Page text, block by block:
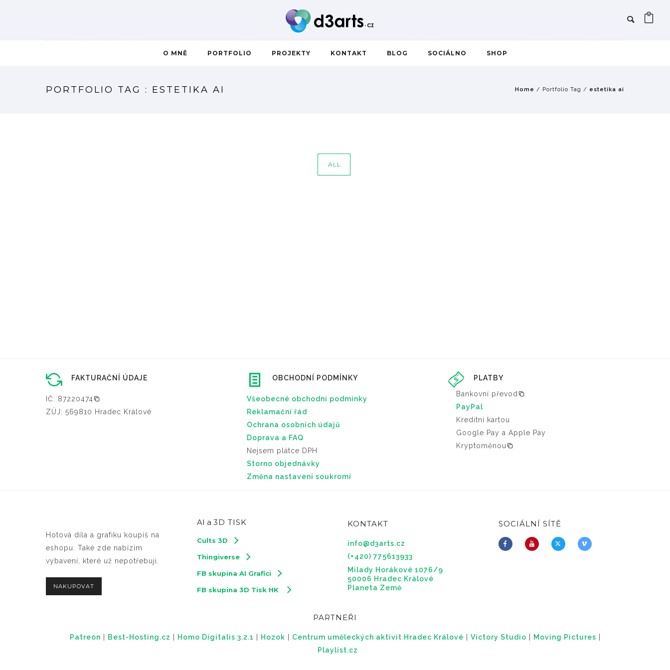
O MNĚ PORTFOLIO PROJEKTY KONTAKT BLOG SOCIÁLNO SHOP
PORTFOLIO TAG : ESTETIKA AI Home / Portfolio Tag / estetika ai
ALL
FAKTURAČNÍ ÚDAJE
IČ: 87220474
ZÚJ: 569810 Hradec Králové
OBCHODNÍ PODMÍNKY
Všeobecné obchodní podmínky
Reklamační řád
Ochrana osobních údajů
Doprava a FAQ
Nejsem plátce DPH
Storno objednávky
Změna nastavení soukromí
PLATBY
Bankovní převod
PayPal
Kreditní kartou
Google Pay a Apple Pay
Kryptoměnou
Hotová díla a grafiku koupíš na
eshopu. Také zde nabízím
vybavení, které už nepotřebuji.
NAKUPOVAT
AI a 3D TISK
Cults 3D
Thingiverse
FB skupina AI Grafici
FB skupina 3D Tisk HK
KONTAKT
info@d3arts.cz
(+420) 775613933
Milady Horákové 1076/9
50006 Hradec Králové
Planeta Země
SOCIÁLNÍ SÍTĚ
PARTNEŘI
Patreon Best-Hosting.cz Homo Digitalis 3.2.1 Hozok Centrum uměleckých aktivit Hradec Králové Victory Studio Moving Pictures
Playlist.cz